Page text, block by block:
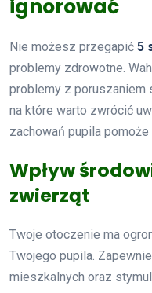
ignorować
Nie możesz przegapić 5
problemy zdrowotne.
problemy z poruszaniem
na które warto zwrócić
zachowań pupila
Wpływ
zwierząt
Twoje otoczenie ma
Twojego pupila.
mieszkalnych oraz